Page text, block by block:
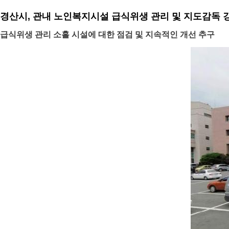
경산시, 관내 노인복지시설 급식위생 관리 및 지도감독
급식위생 관리 소홀 시설에 대한 점검 및 지속적인 개선 추구